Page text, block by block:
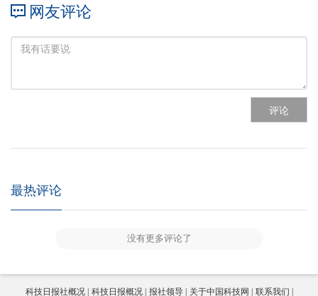
网友评论
评论
最热评论
没有更多评论了
科技日报社概况 科技日报概况 报社领导 关于中国科技网 联系我们